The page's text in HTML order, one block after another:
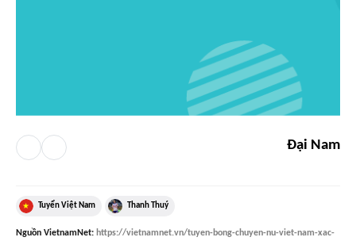
Đại Nam
Tuyển Việt Nam Thanh Thuý
Nguồn VietnamNet: https://vietnamnet.vn/tuyen-bong-chuyen-nu-viet-nam-xac-